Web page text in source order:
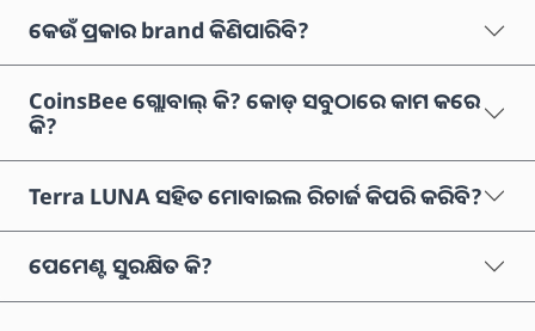
କେଉଁ ପ୍ରକାର brand କିଣିପାରିବି?
CoinsBee ଗ୍ଲୋବାଲ୍ କି? କୋଡ୍ ସବୁଠାରେ କାମ କରେ
କି?
Terra LUNA ସହିତ ମୋବାଇଲ ରିଚାର୍ଜ କିପରି କରିବି?
ପେମେଣ୍ଟ ସୁରକ୍ଷିତ କି?